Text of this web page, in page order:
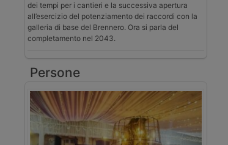
Notizie dal
trasporto e dalla
logistica – 1 luglio
2026
pacchi riscrive i
flussi della
logistica
dei tempi per i cantieri e la successiva apertura
all’esercizio del potenziamento dei raccordi con la
galleria di base del Brennero. Ora si parla del
completamento nel 2043.
Persone